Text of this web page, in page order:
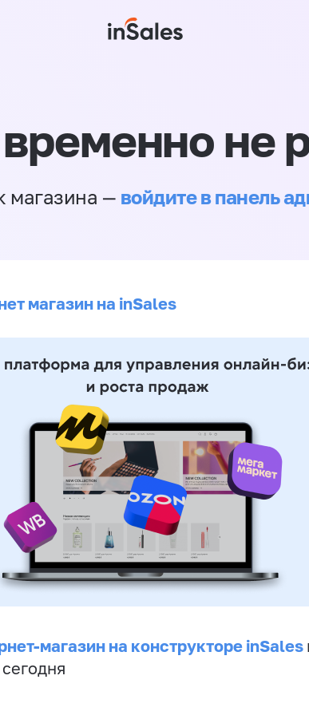
не
магазина — войдите в панель
магазин на inSales
магазин на конструкторе inSales